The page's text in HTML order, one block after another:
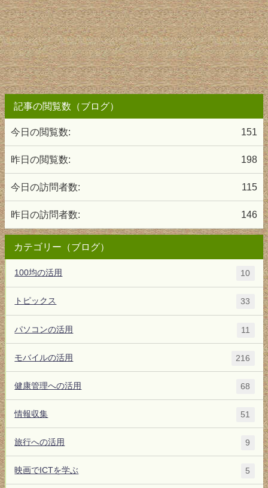
記事の閲覧数（ブログ）
151
今日の閲覧数:
198
昨日の閲覧数:
115
今日の訪問者数:
146
昨日の訪問者数:
カテゴリー（ブログ）
100均の活用 10
トピックス 33
パソコンの活用 11
モバイルの活用 216
健康管理への活用 68
情報収集 51
旅行への活用 9
映画でICTを学ぶ 5